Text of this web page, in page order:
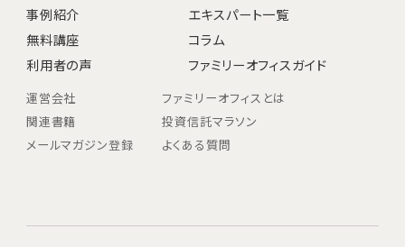
事例紹介
エキスパート一覧
無料講座
コラム
利用者の声
ファミリーオフィスガイド
運営会社
ファミリーオフィスとは
関連書籍
投資信託マラソン
メールマガジン登録
よくある質問